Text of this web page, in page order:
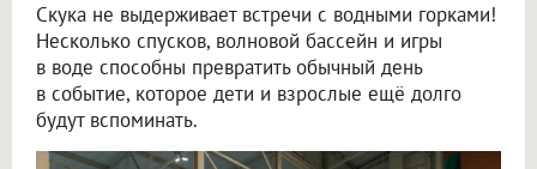
Скука не выдерживает встречи с водными горками!
Несколько спусков, волновой бассейн и игры
в воде способны превратить обычный день
в событие, которое дети и взрослые ещё долго
будут вспоминать.